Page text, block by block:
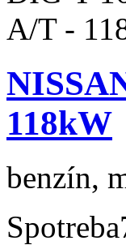
118kW
benzín,
Spotreba